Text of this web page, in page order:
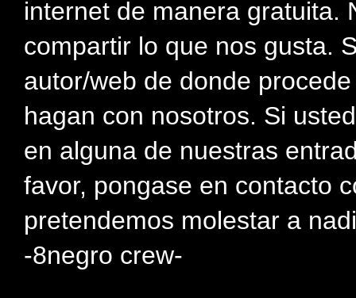
internet de manera gratuita.
compartir lo que nos gusta.
autor/web de donde
hagan con nosotros. Si
en alguna de nuestras
favor, pongase en contacto
pretendemos molestar a
-8negro crew-